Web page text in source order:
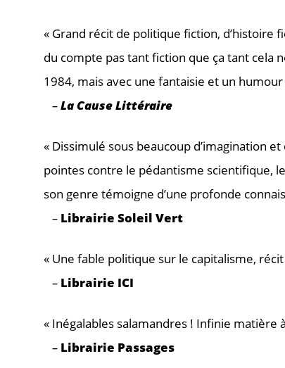
« Grand récit de politique fiction, d’histoire
du compte pas tant fiction que ça tant cela
1984, mais avec une fantaisie et un
–La Cause Littéraire
« Dissimulé sous beaucoup d’imagination
pointes contre le pédantisme scientifique,
son genre témoigne d’une profonde
– Librairie Soleil Vert
« Une fable politique sur le capitalisme,
– Librairie ICI
« Inégalables salamandres ! Infinie matière
– Librairie Passages